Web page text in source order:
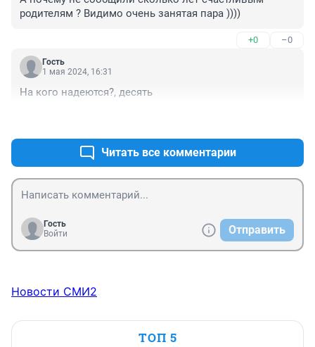
родителям ? Видимо очень занятая пара ))))
+0 –0
Гость
1 мая 2024, 16:31
На кого надеются?, десять
Читать все комментарии
Гость
Войти
Отправить
Новости СМИ2
ТОП 5